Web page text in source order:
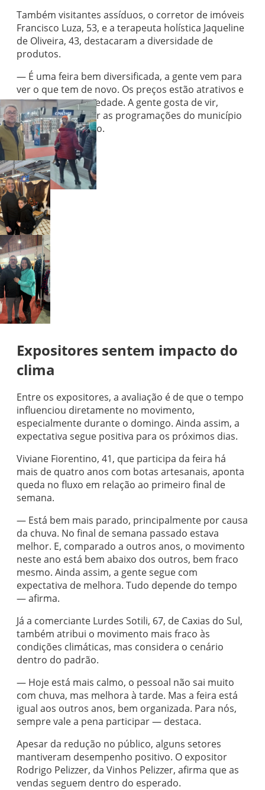
Também visitantes assíduos, o corretor de imóveis
Francisco Luza, 53, e a terapeuta holística Jaqueline
de Oliveira, 43, destacaram a diversidade de
produtos.
— É uma feira bem diversificada, a gente vem para
ver o que tem de novo. Os preços estão atrativos e
tem bastante variedade. A gente gosta de vir,
passear e valorizar as programações do município
— afirma Francisco.
Expositores sentem impacto do
clima
Entre os expositores, a avaliação é de que o tempo
influenciou diretamente no movimento,
especialmente durante o domingo. Ainda assim, a
expectativa segue positiva para os próximos dias.
Viviane Fiorentino, 41, que participa da feira há
mais de quatro anos com botas artesanais, aponta
queda no fluxo em relação ao primeiro final de
semana.
— Está bem mais parado, principalmente por causa
da chuva. No final de semana passado estava
melhor. E, comparado a outros anos, o movimento
neste ano está bem abaixo dos outros, bem fraco
mesmo. Ainda assim, a gente segue com
expectativa de melhora. Tudo depende do tempo
— afirma.
Já a comerciante Lurdes Sotili, 67, de Caxias do Sul,
também atribui o movimento mais fraco às
condições climáticas, mas considera o cenário
dentro do padrão.
— Hoje está mais calmo, o pessoal não sai muito
com chuva, mas melhora à tarde. Mas a feira está
igual aos outros anos, bem organizada. Para nós,
sempre vale a pena participar — destaca.
Apesar da redução no público, alguns setores
mantiveram desempenho positivo. O expositor
Rodrigo Pelizzer, da Vinhos Pelizzer, afirma que as
vendas seguem dentro do esperado.